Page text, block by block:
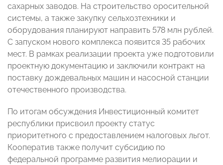
сахарных заводов. На строительство оросительной
системы, а также закупку сельхозтехники и
оборудования планируют направить 578 млн рублей.
С запуском нового комплекса появится 35 рабочих
мест. В рамках реализации проекта уже подготовили
проектную документацию и заключили контракт на
поставку дождевальных машин и насосной станции
отечественного производства.
По итогам обсуждения Инвестиционный комитет
республики присвоил проекту статус
приоритетного с предоставлением налоговых льгот.
Кооператив также получит субсидию по
федеральной программе развития мелиорации и